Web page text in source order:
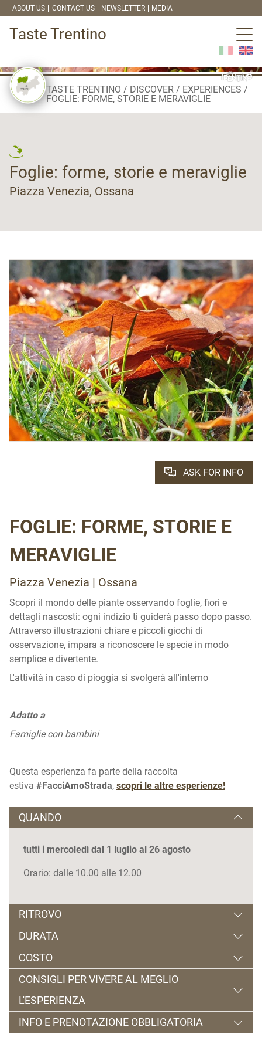
ABOUT US CONTACT US NEWSLETTER MEDIA
Taste Trentino
TASTE TRENTINO DISCOVER
EXPERIENCES
FOGLIE: FORME, STORIE E MERAVIGLIE
Foglie: forme, storie e meraviglie
Piazza Venezia, Ossana
ASK FOR INFO
FOGLIE: FORME, STORIE E
MERAVIGLIE
Piazza Venezia | Ossana
Scopri il mondo delle piante osservando foglie, fiori e
dettagli nascosti: ogni indizio ti guiderà passo dopo passo.
Attraverso illustrazioni chiare e piccoli giochi di
osservazione, impara a riconoscere le specie in modo
semplice e divertente.
L'attività in caso di pioggia si svolgerà all'interno
Adatto a
Famiglie con bambini
Questa esperienza fa parte della raccolta
estiva #FacciAmoStrada, scopri le altre esperienze!
QUANDO
tutti i mercoledì dal 1 luglio al 26 agosto
Orario: dalle 10.00 alle 12.00
RITROVO
Piazza Venezia, Ossana (a fianco alla fontana)
DURATA
2 ore circa
COSTO
CONSIGLI PER VIVERE AL MEGLIO
L'ESPERIENZA
Porta con te un cappellino.
INFO E PRENOTAZIONE OBBLIGATORIA